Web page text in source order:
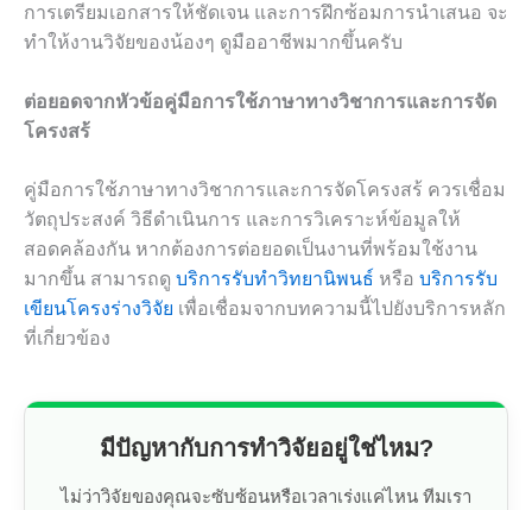
การเตรียมเอกสารให้ชัดเจน และการฝึกซ้อมการนำเสนอ จะ
ทำให้งานวิจัยของน้องๆ ดูมืออาชีพมากขึ้นครับ
ต่อยอดจากหัวข้อคู่มือการใช้ภาษาทางวิชาการและการจัด
โครงสร้
คู่มือการใช้ภาษาทางวิชาการและการจัดโครงสร้ ควรเชื่อม
วัตถุประสงค์ วิธีดำเนินการ และการวิเคราะห์ข้อมูลให้
สอดคล้องกัน หากต้องการต่อยอดเป็นงานที่พร้อมใช้งาน
มากขึ้น สามารถดู บริการรับทำวิทยานิพนธ์ หรือ บริการรับ
เขียนโครงร่างวิจัย เพื่อเชื่อมจากบทความนี้ไปยังบริการหลัก
ที่เกี่ยวข้อง
มีปัญหากับการทำวิจัยอยู่ใช่ไหม?
ไม่ว่าวิจัยของคุณจะซับซ้อนหรือเวลาเร่งแค่ไหน ทีมเรา